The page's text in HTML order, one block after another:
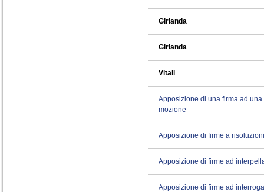
Girlanda
Girlanda
Vitali
Apposizione di una firma ad una
mozione
Apposizione di firme a risoluzioni
Apposizione di firme ad
Apposizione di firme ad